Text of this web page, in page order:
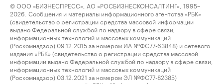
© ООО «БИЗНЕСПРЕСС», АО «РОСБИЗНЕСКОНСАЛТИНГ», 1995–
2026. Сообщения и материалы информационного агентства «РБК»
(свидетельство о регистрации средства массовой информации
выдано Федеральной службой по надзору в сфере связи,
информационных технологий и массовых коммуникаций
(Роскомнадзор) 09.12.2015 за номером ИА №ФС77-63848) и сетевого
издания «РБК» (свидетельство о регистрации средства массовой
информации выдано Федеральной службой по надзору в сфере связи,
информационных технологий и массовых коммуникаций
(Роскомнадзор) 03.12.2021 за номером ЭЛ №ФС77-82385)